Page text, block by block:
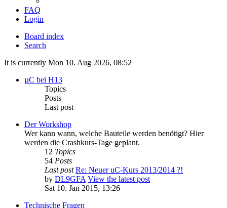
FAQ
Login
Board index
Search
It is currently Mon 10. Aug 2026, 08:52
µC bei H13
Topics
Posts
Last post
Der Workshop
Wer kann wann, welche Bauteile werden benötigt? Hier
werden die Crashkurs-Tage geplant.
12 Topics
54 Posts
Last post Re: Neuer uC-Kurs 2013/2014 ?!
by DL9GFA View the latest post
Sat 10. Jan 2015, 13:26
Technische Fragen